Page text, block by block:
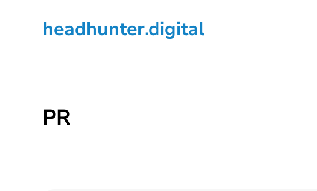
Hauptnavigation
Seitenspalteheadhunter.digital
PR